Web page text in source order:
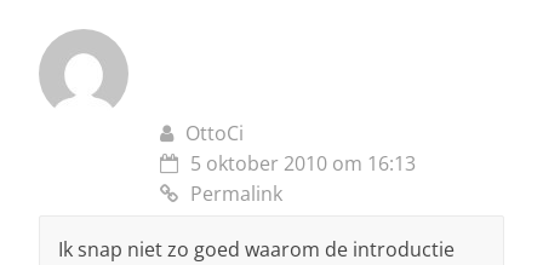
OttoCi
5 oktober 2010 om 16:13
Permalink
Ik snap niet zo goed waarom de introductie